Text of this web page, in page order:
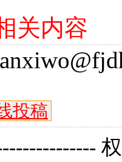
关内容
投稿